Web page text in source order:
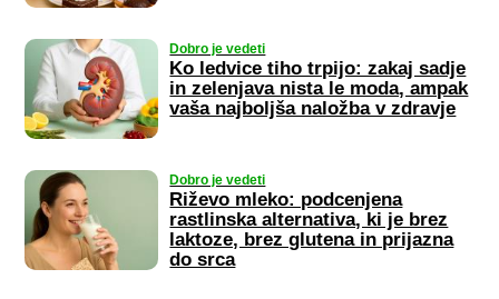
Dobro je vedeti
Ko ledvice tiho trpijo: zakaj sadje
in zelenjava nista le moda, ampak
vaša najboljša naložba v zdravje
Dobro je vedeti
Riževo mleko: podcenjena
rastlinska alternativa, ki je brez
laktoze, brez glutena in prijazna
do srca